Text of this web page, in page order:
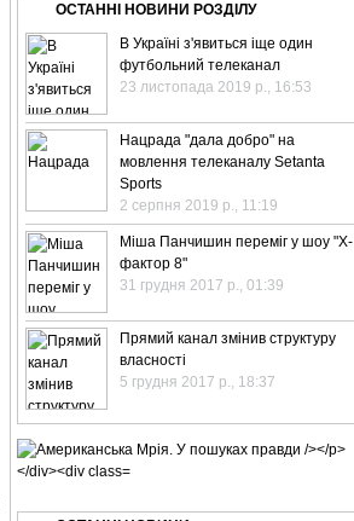
ОСТАННІ НОВИНИ РОЗДІЛУ
В Україні з'явиться іще один
футбольний телеканал
23 листопада 2019 р., 16:53
Нацрада "дала добро" на
мовлення телеканалу Setanta
Sports
2 серпня 2019 р., 11:19
Міша Панчишин переміг у шоу "Х-
фактор 8"
31 грудня 2017 р., 01:39
Прямий канал змінив структуру
власності
5 грудня 2017 р., 18:37